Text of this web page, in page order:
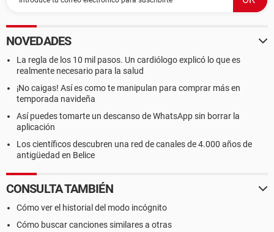
NOVEDADES
La regla de los 10 mil pasos. Un cardiólogo explicó lo que es
realmente necesario para la salud
¡No caigas! Así es como te manipulan para comprar más en
temporada navideña
Así puedes tomarte un descanso de WhatsApp sin borrar la
aplicación
Los científicos descubren una red de canales de 4.000 años de
antigüedad en Belice
CONSULTA TAMBIÉN
Cómo ver el historial del modo incógnito
Cómo buscar canciones similares a otras